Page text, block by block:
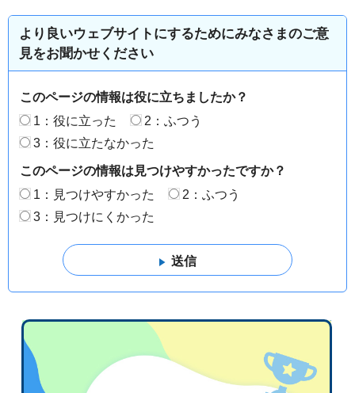
より良いウェブサイトにするためにみなさまのご意
見をお聞かせください
このページの情報は役に立ちましたか？
1：役に立った
2：ふつう
3：役に立たなかった
このページの情報は見つけやすかったですか？
1：見つけやすかった
2：ふつう
3：見つけにくかった